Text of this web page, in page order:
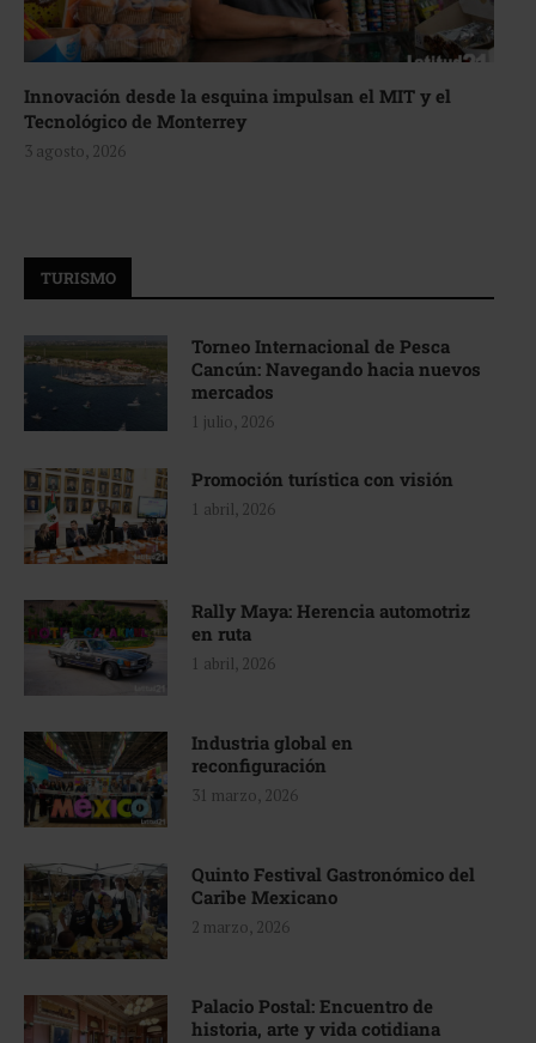
Innovación desde la esquina impulsan el MIT y el
Tecnológico de Monterrey
3 agosto, 2026
TURISMO
Torneo Internacional de Pesca
Cancún: Navegando hacia nuevos
mercados
1 julio, 2026
Promoción turística con visión
1 abril, 2026
Rally Maya: Herencia automotriz
en ruta
1 abril, 2026
Industria global en
reconfiguración
31 marzo, 2026
Quinto Festival Gastronómico del
Caribe Mexicano
2 marzo, 2026
Palacio Postal: Encuentro de
historia, arte y vida cotidiana